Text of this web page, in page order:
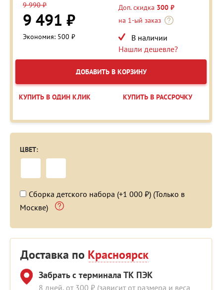
9 990 ₽
9 491 ₽
Экономия: 500 ₽
Доп. скидка 300 ₽
на 1-ый заказ
В наличии
Нашли дешевле?
ДОБАВИТЬ В КОРЗИНУ
КУПИТЬ В ОДИН КЛИК КУПИТЬ В РАССРОЧКУ
ЦВЕТ:
Сборка детского набора (+1 000 ₽) (Только в
Москве)
Доставка по Красноярск
Забрать с терминала ТК ПЭК
8 дней, от 300 ₽ (зависит от размера и веса